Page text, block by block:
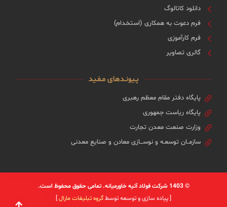
دانلود کاتالوگ
فرم دعوت به همکاری (استخدام)
فرم کارآموزی
گالری تصاویر
پـیونـدهای مـفـید
پایگاه دفتر مقام معظم رهبری
پایگاه ریاست جمهوری
وزارت صنعت معدن تجارت
سازمــان توسعـه و نوســـازی معادن و صنایع معدنی
© 1403 شرکت فولاد آتیه خاورمیانه. تمامی حقوق محفوظ است.
[ پیاده سازی و توسعه توسطگروه تبلیغات مارال]